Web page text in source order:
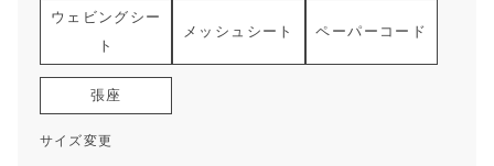
ウェビングシー
ト
メッシュシート ペーパーコード
張座
サイズ変更